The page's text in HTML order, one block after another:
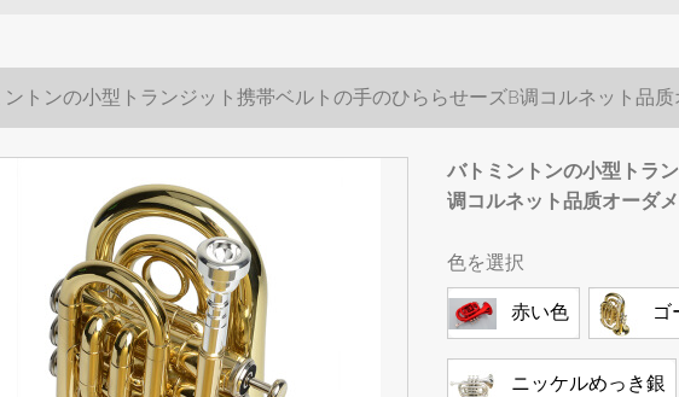
ントンの小型トランジット携帯ベルトの手のひららせーズB调コルネット品
バトミントンの小型トラ
调コルネット品质オーダ
色を選択
赤い色 ゴ
ニッケルめっき銀